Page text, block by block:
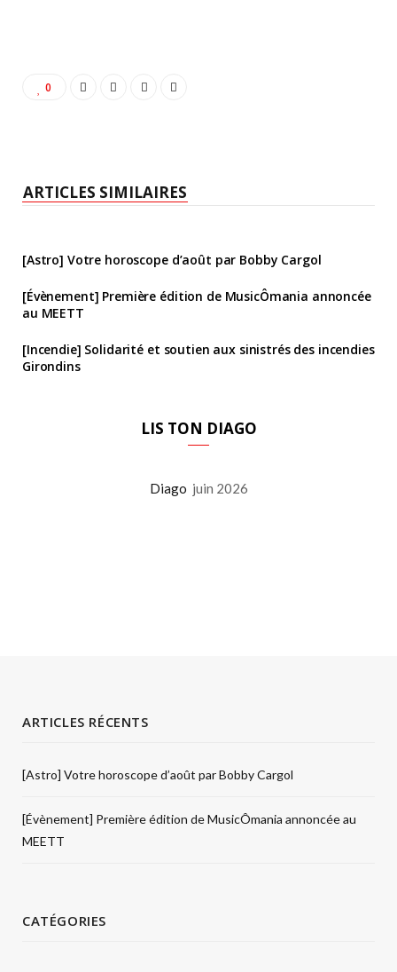
0
ARTICLES SIMILAIRES
[Astro] Votre horoscope d’août par Bobby Cargol
[Évènement] Première édition de MusicÔmania annoncée
au MEETT
[Incendie] Solidarité et soutien aux sinistrés des incendies
Girondins
LIS TON DIAGO
Diago juin 2026
ARTICLES RÉCENTS
[Astro] Votre horoscope d’août par Bobby Cargol
[Évènement] Première édition de MusicÔmania annoncée au
MEETT
CATÉGORIES